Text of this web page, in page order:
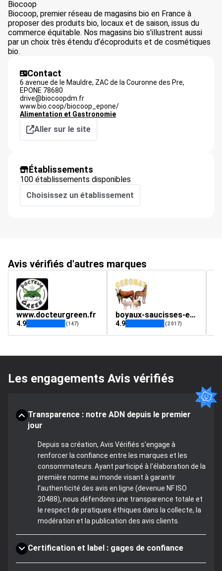
Biocoop
Biocoop, premier réseau de magasins bio en France à
proposer des produits bio, locaux et de saison, issus du
commerce équitable. Nos magasins bio s'illustrent aussi
par un choix très étendu d’écoproduits et de cosmétiques
bio.
Contact
6 avenue de le Mauldre, ZAC de la Couronne des Pre,
EPONE 78680
drive@biocoopdm.fr
www.bio.coop/biocoop_epone/
Alimentation et Gastronomie
Aller sur le site
Établissements
100 établissements disponibles
Choisissez un établissement
Avis vérifiés d'autres marques
www.docteurgreen.fr
4.9 (147)
boyaux-saucisses-epices-conserves.com
4.9 (2 017)
Les engagements Avis vérifiés
Transparence : notre ADN depuis le premier
jour
Depuis sa création, Avis Vérifiés s'engage à
renforcer la confiance entre les marques et les
consommateurs. Ayant participé à l'élaboration de la
première norme au monde visant à garantir
l'authenticité des avis en ligne (devenue NF ISO
20488), nous défendons une transparence totale et
le respect de pratiques éthiques dans la collecte, la
modération et la publication des avis clients.
Certification et label : gages de confiance